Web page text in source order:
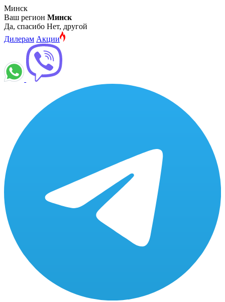
Минск
Ваш регион Минск
Да, спасибо Нет, другой
Дилерам Акции